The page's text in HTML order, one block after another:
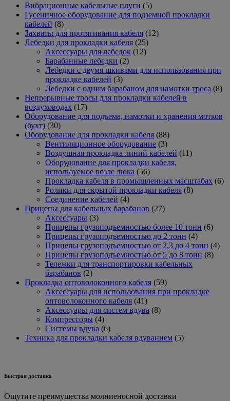
Вибрационные кабельные плуги 55
товаров
Гусеничное оборудование для подземной прокладки
кабелей 88
товаров
Захваты для протягивания кабеля 1212
Лебедки для прокладки кабеля 2525
товаров
Аксессуары для лебедок 1212
Барабанные лебедки 22
товара
Лебедки с двумя шкивами для использования при
прокладке кабелей 33
товара
Лебедки с одним барабаном для намотки троса 88
Непрерывные тросы для прокладки кабелей в
воздуховодах
1717
товаров
Оборудование для подъема, намотки и хранения мотков
(бухт) 3030
товаров
Оборудование для прокладки кабеля 8888
товаров
Вентиляционное оборудование 33
товара
Воздушная прокладка линий кабелей 1111
Оборудование для прокладки кабеля,
используемое возле люка
5656
товаров
Прокладка кабеля в промышленных масштабах 66
Ролики для скрытой прокладки кабеля 88
Соединение кабелей 44
товара
Прицепы для кабельных барабанов 2727
Аксессуары 33
товара
Прицепы грузоподъемностью более 10 тонн 66
Прицепы грузоподъемностью до 2 тонн 44
товара
Прицепы грузоподъемностью от 2,3 до 4 тонн 44
Прицепы грузоподъемностью от 5 до 8 тонн 88
Тележки для транспортировки кабельных
барабанов
22
товара
Прокладка оптоволоконного кабеля 5959
товаров
Аксессуары для использования при прокладке
оптоволоконного кабеля 4141
товар
Аксессуары для систем вдува 88
Компрессоры 44
товара
Системы вдува 66
товаров
Техника для прокладки кабеля вдуванием 55
Быстрая доставка
Ощутите преимущества молниеносной доставки